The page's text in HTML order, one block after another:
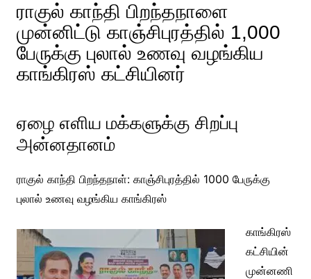
ராகுல் காந்தி பிறந்தநாளை
முன்னிட்டு காஞ்சிபுரத்தில் 1,000
பேருக்கு புலால் உணவு வழங்கிய
காங்கிரஸ் கட்சியினர்
ஏழை எளிய மக்களுக்கு சிறப்பு
அன்னதானம்
ராகுல் காந்தி பிறந்தநாள்: காஞ்சிபுரத்தில் 1000 பேருக்கு
புலால் உணவு வழங்கிய காங்கிரஸ்
காங்கிரஸ்
கட்சியின்
முன்னணி